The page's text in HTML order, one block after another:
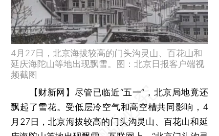
4月27日，北京海拔较高的门头沟灵山、百花山和
延庆海陀山等地出现飘雪。图：北京日报客户端视
频截图
【财新网】 尽管已临近“五一”，北京局地竟还
飘起了雪花。受低层冷空气和高空槽共同影响，4
月27日，北京海拔较高的门头沟灵山、百花山和延